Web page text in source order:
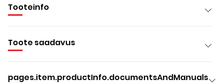
Tooteinfo
Toote saadavus
pages.item.productInfo.documentsAndManuals